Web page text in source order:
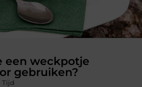
een weckpotje
gebruiken?
Tijd